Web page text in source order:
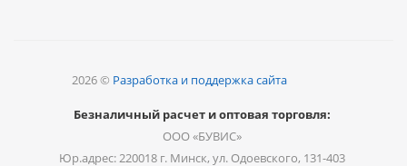
2026 © Разработка и поддержка сайта
Безналичный расчет и оптовая торговля:
ООО «БУВИС»
Юр.адрес: 220018 г. Минск, ул. Одоевского, 131-403